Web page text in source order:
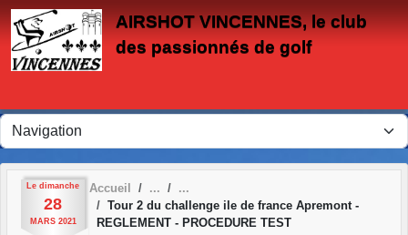
AIRSHOT VINCENNES, le club
des passionnés de golf
Le dimanche
28
MARS 2021
Accueil
Tour 2 du challenge ile de france Apremont -
REGLEMENT - PROCEDURE TEST
Panneau de gestion des cookies